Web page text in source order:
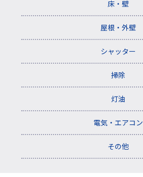
床・壁
屋根・外壁
シャッター
掃除
灯油
電気・エアコン
その他